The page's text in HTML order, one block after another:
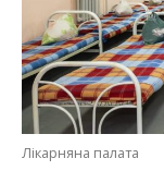
Лікарняна палата